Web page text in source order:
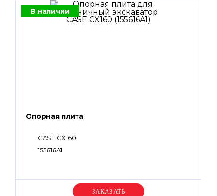
В наличии
Опорная плита
CASE CX160
155616A1
Уточняйте цену